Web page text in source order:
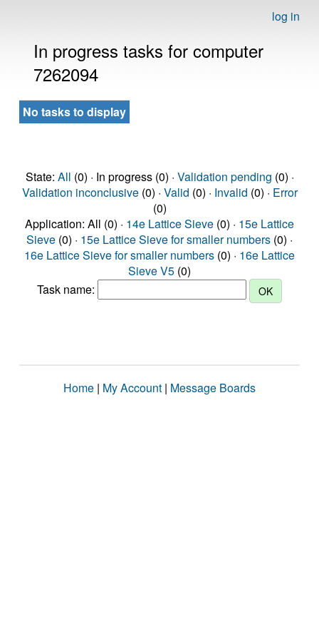
log in
In progress tasks for computer
7262094
No tasks to display
State: All (0) · In progress (0) · Validation pending (0) ·
Validation inconclusive(0) · Valid (0) · Invalid (0) · Error
(0)
Application: All (0) · 14e Lattice Sieve (0) · 15e Lattice
Sieve (0) · 15e Lattice Sieve for smaller numbers (0) ·
16e Lattice Sieve for smaller numbers (0) · 16e Lattice
Sieve V5 (0)
Task name:
Home | My Account | Message Boards